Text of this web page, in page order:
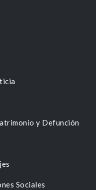
y Defunción
Sociales